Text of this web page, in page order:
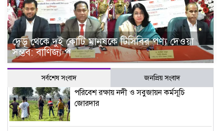
দেড় থেকে দুই কোটি মানুষকে টিসিবির পণ্য দেওয়া
সম্ভব: বাণিজ্য প
সর্বশেষ সংবাদ জনপ্রিয় সংবাদ
পরিবেশ রক্ষায় নদী ও সবুজায়ন কর্মসূচি
জোরদার